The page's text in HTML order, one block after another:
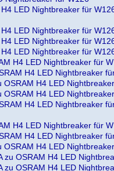
LED Nightbreaker für
LED Nightbreaker für
LED Nightbreaker für
LED Nightbreaker für
H4 LED Nightbreaker für
H4 LED Nightbreaker
OSRAM H4 LED
OSRAM H4 LED
H4 LED Nightbreaker
H4 LED Nightbreaker für
H4 LED Nightbreaker
OSRAM H4 LED
zu OSRAM H4 LED
zu OSRAM H4 LED